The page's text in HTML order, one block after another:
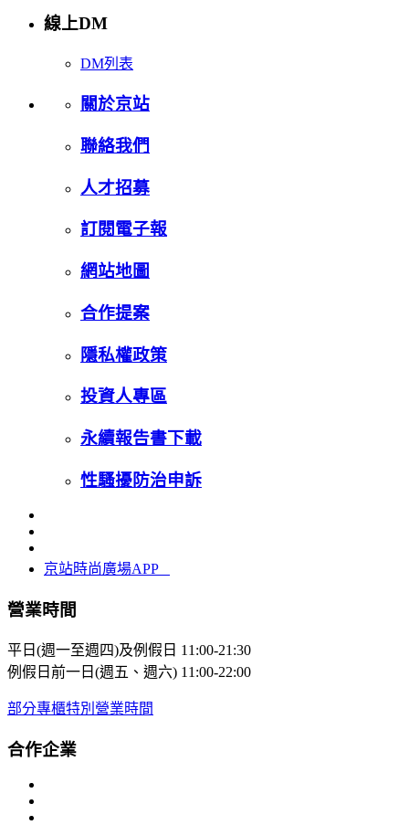
線上DM
DM列表
關於京站
聯絡我們
人才招募
訂閱電子報
網站地圖
合作提案
隱私權政策
投資人專區
永續報告書下載
性騷擾防治申訴
京站時尚廣場APP
營業時間
平日(週一至週四)及例假日 11:00-21:30
例假日前一日(週五、週六) 11:00-22:00
部分專櫃特別營業時間
合作企業